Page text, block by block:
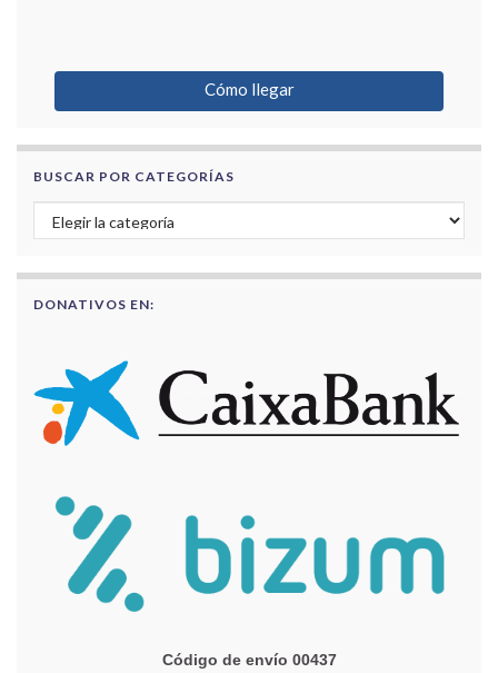
Cómo llegar
BUSCAR POR CATEGORÍAS
Buscar por categorías
DONATIVOS EN:
Código de envío 00437